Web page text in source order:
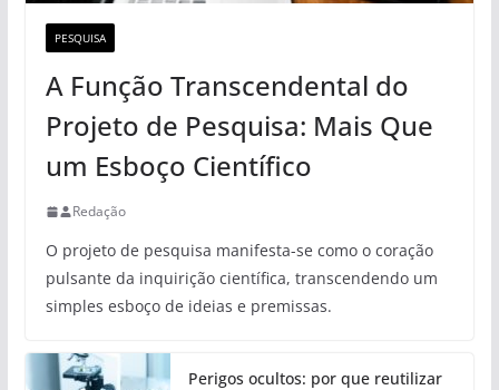
PESQUISA
A Função Transcendental do
Projeto de Pesquisa: Mais Que
um Esboço Científico
Redação
O projeto de pesquisa manifesta-se como o coração
pulsante da inquirição científica, transcendendo um
simples esboço de ideias e premissas.
Perigos ocultos: por que reutilizar